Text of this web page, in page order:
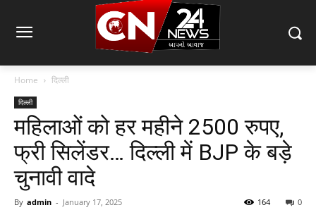
Home दिल्ली
दिल्ली
महिलाओं को हर महीने 2500 रुपए,
फ्री सिलेंडर… दिल्ली में BJP के बड़े
चुनावी वादे
By admin - January 17, 2025 0
164